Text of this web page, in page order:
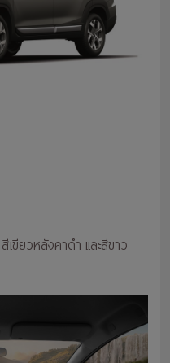
ขียวหลังคาดำ และสีขาว